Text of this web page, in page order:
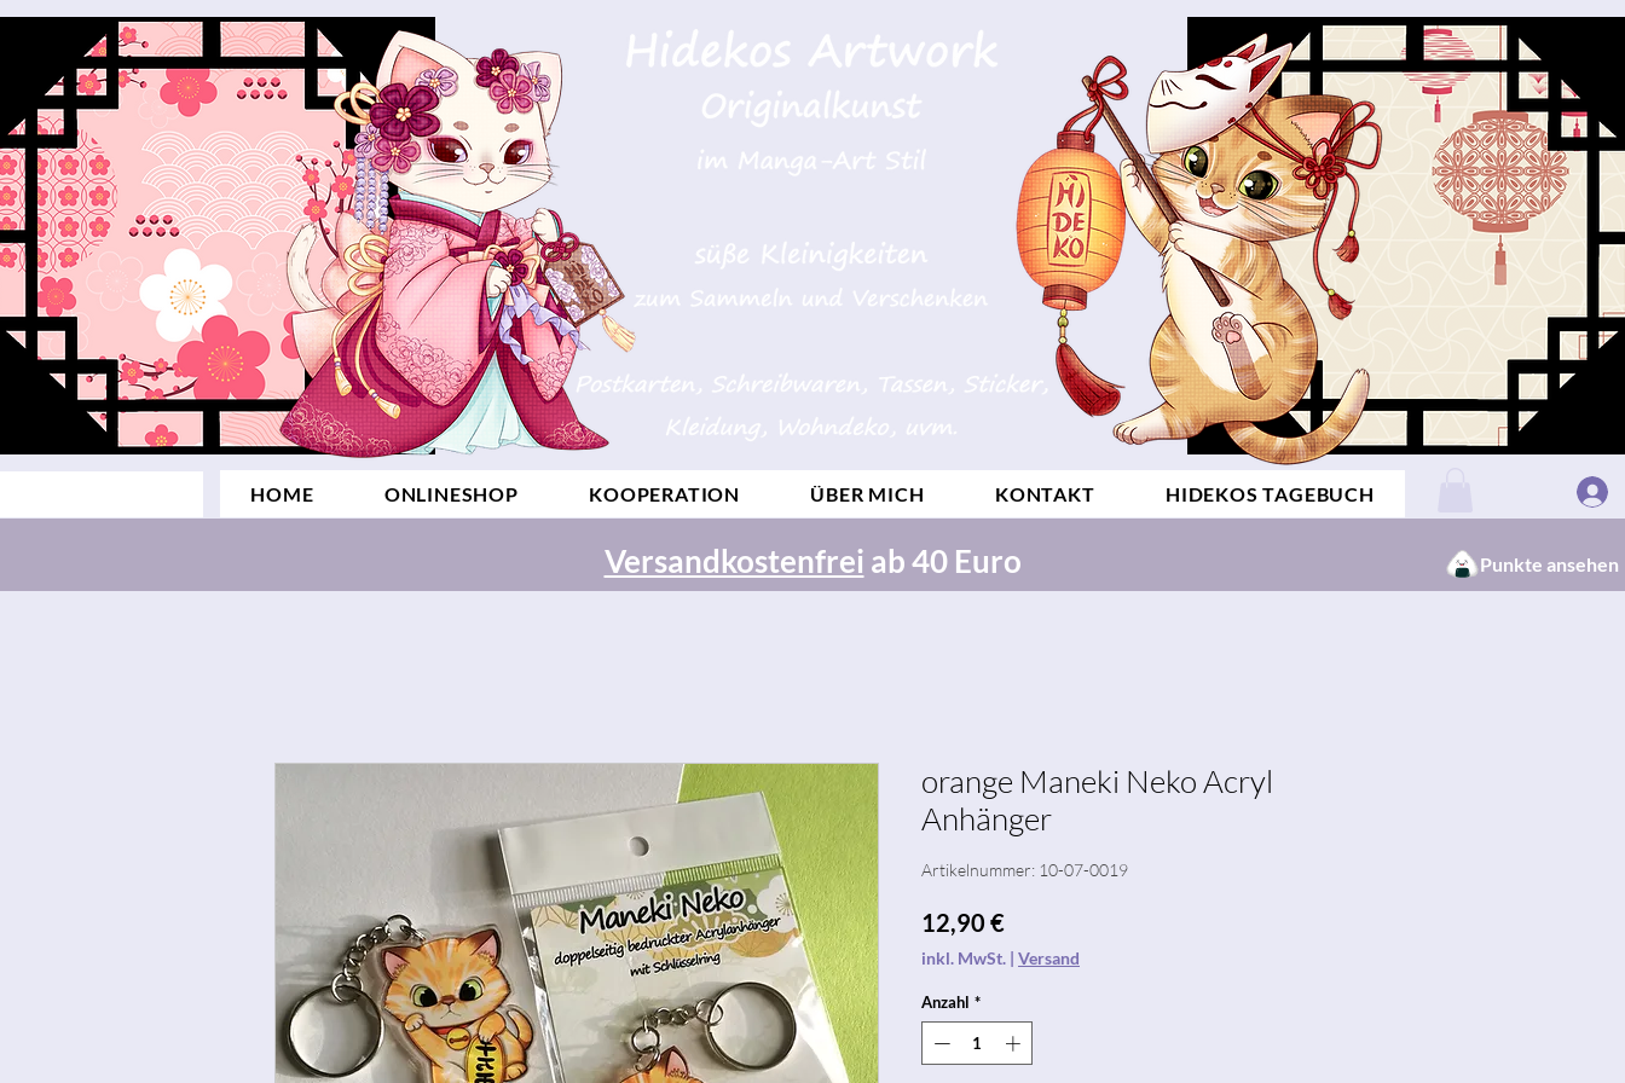
HOME ONLINESHOP KOOPERATION ÜBER MICH KONTAKT HIDEKOS TAGEBUCH
Versandkostenfrei ab 40 Euro Punkte ansehen
orange Maneki Neko Acryl
Anhänger
Artikelnummer: 10-07-0019
12,90 €Preis
inkl. MwSt. | Versand
Anzahl *